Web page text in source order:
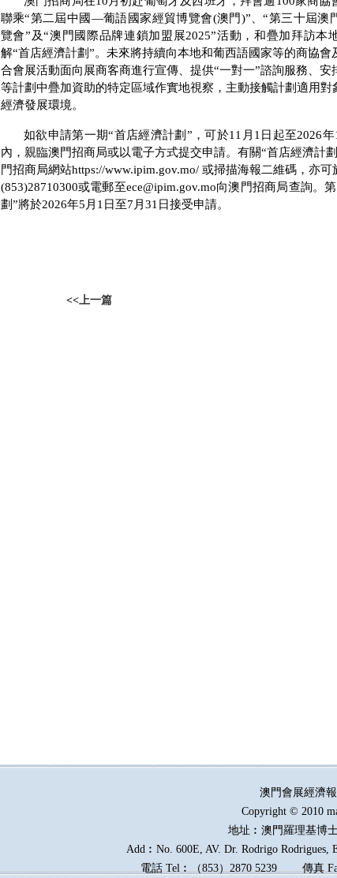
聯乘“第二屆中國—葡語國家經貿博覽會(澳門)”、“第三十屆澳
覽會”及“澳門國際品牌連鎖加盟展2025”活動，和疊加拜訪本
解“首店經濟計劃”。未來將持續向本地和葡西語國家等的商協會
合會展活動面向展商客商進行宣傳、提供“一對一”諮詢服務、安
等計劃中疊加資助的特定區域作實地視察，主動接觸計劃適用對
經濟發展環境。
如欲申請第一期“首店經濟計劃”，可於11 月 1 日起至2026年
內，親臨澳門招商局或以電子方式提交申請。有關“首店經濟計
門招商局網站https://www.ipim.gov.mo/ 或掃描海報二維碼，亦可
(853)28710300或電郵至ece@ipim.gov.mo向澳門招商局查詢。
劃”將於2026年5 月 1 日至7 月 31 日接受申請。
<<上一篇
澳門會展經濟
Copyright © 2010
地址︰澳門羅理基博
Add︰No. 600E, AV. Dr. Rodrigo Rodrigues,
電話 Tel︰（853）2870 5239傳真